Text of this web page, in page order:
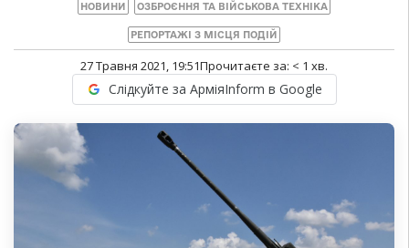
НОВИНИ ОЗБРОЄННЯ ТА ВІЙСЬКОВА ТЕХНІКА
РЕПОРТАЖІ З МІСЦЯ ПОДІЙ
27 Травня 2021, 19:51Прочитаєте за: < 1 хв.
Слідкуйте за АрміяInform в Google